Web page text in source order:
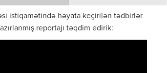
istiqamətində həyata keçirilən tədbirlər
reportajı təqdim edirik: